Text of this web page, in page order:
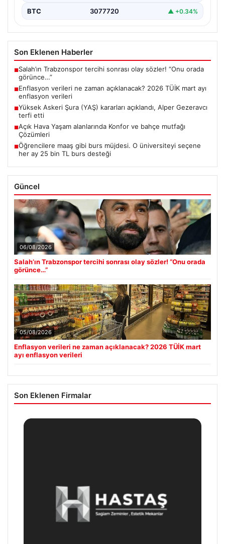
BTC 3077720 ▲ +0.34%
Son Eklenen Haberler
■Salah’ın Trabzonspor tercihi sonrası olay sözler! “Onu orada
görünce…”
■Enflasyon verileri ne zaman açıklanacak? 2026 TÜİK mart ayı
enflasyon verileri
■Yüksek Askeri Şura (YAŞ) kararları açıklandı, Alper Gezeravcı
terfi etti
■Açık Hava Yaşam alanlarında Konfor ve bahçe mutfağı
Çözümleri
■Öğrencilere maaş gibi burs müjdesi. O üniversiteyi seçene
her ay 25 bin TL burs desteği
Güncel
06/08/2026
Salah’ın Trabzonspor tercihi sonrası olay sözler! “Onu orada
görünce…”
05/08/2026
Enflasyon verileri ne zaman açıklanacak? 2026 TÜİK mart
ayı enflasyon verileri
Son Eklenen Firmalar